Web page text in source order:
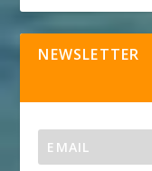
NEWSLETTER